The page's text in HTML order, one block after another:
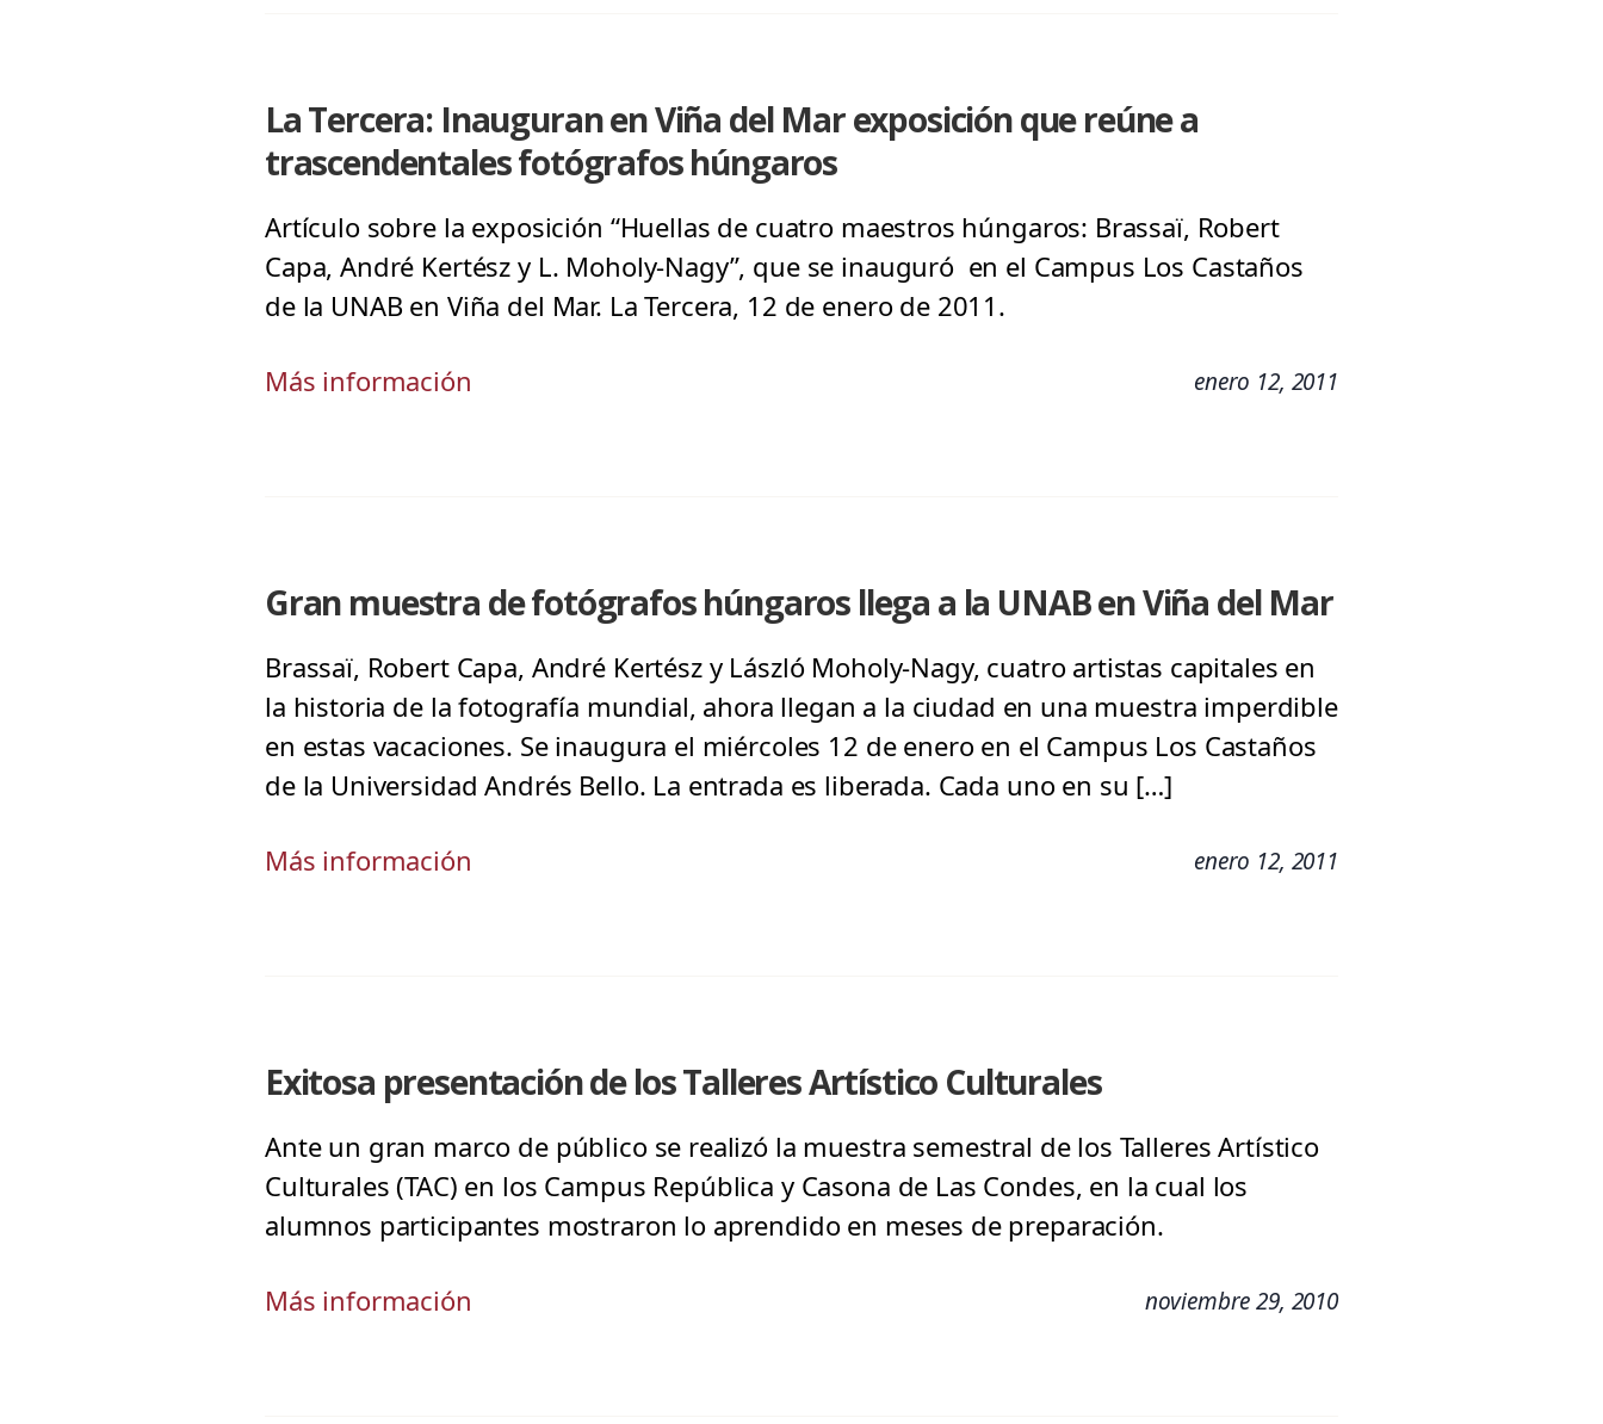
La Tercera: Inauguran en Viña del Mar exposición que reúne a
trascendentales fotógrafos húngaros
Artículo sobre la exposición “Huellas de cuatro maestros húngaros: Brassaï, Robert
Capa, André Kertész y L. Moholy-Nagy”, que se inauguró en el Campus Los Castaños
de la UNAB en Viña del Mar. La Tercera, 12 de enero de 2011.
Más información enero 12, 2011
Gran muestra de fotógrafos húngaros llega a la UNAB en Viña del Mar
Brassaï, Robert Capa, André Kertész y László Moholy-Nagy, cuatro artistas capitales en
la historia de la fotografía mundial, ahora llegan a la ciudad en una muestra imperdible
en estas vacaciones. Se inaugura el miércoles 12 de enero en el Campus Los Castaños
de la Universidad Andrés Bello. La entrada es liberada. Cada uno en su […]
Más información enero 12, 2011
Exitosa presentación de los Talleres Artístico Culturales
Ante un gran marco de público se realizó la muestra semestral de los Talleres Artístico
Culturales (TAC) en los Campus República y Casona de Las Condes, en la cual los
alumnos participantes mostraron lo aprendido en meses de preparación.
Más información noviembre 29, 2010